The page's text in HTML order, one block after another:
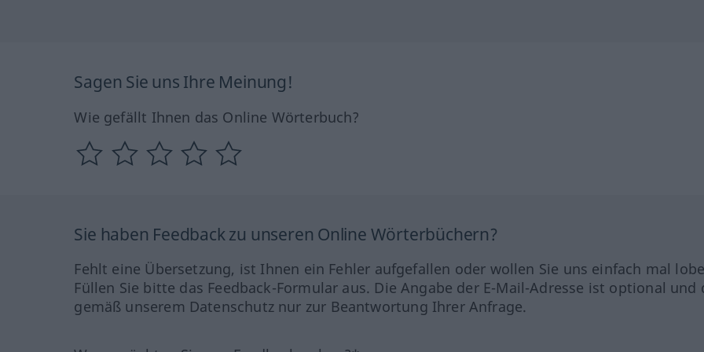
Sagen Sie uns Ihre Meinung!
Wie gefällt Ihnen das Online Wörterbuch?
Sie haben Feedback zu unseren Online Wörterbüchern?
Fehlt eine Übersetzung, ist Ihnen ein Fehler aufgefallen oder wollen Sie uns einfach mal
Füllen Sie bitte das Feedback-Formular aus. Die Angabe der E-Mail-Adresse ist optional und
gemäß unserem Datenschutz nur zur Beantwortung Ihrer Anfrage.